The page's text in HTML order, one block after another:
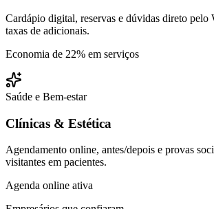
Cardápio digital, reservas e dúvidas direto
taxas de adicionais.
Economia de 22% em serviços
Saúde e Bem-estar
Clínicas & Estética
Agendamento online, antes/depois e provas
visitantes em pacientes.
Agenda online ativa